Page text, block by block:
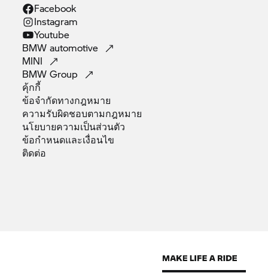
Facebook
Instagram
Youtube
BMWautomotive
MINI
BMWGroup
คุ้กกี้
ข้อจำกัดทางกฎหมาย
ความรับผิดชอบตามกฎหมาย
นโยบายความเป็นส่วนตัว
ข้อกำหนดและเงื่อนไข
ติดต่อ